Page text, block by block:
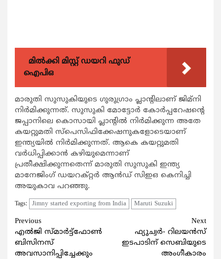
മിൽക്കി മിസ്റ്റ് ഡയറി ഫുഡ്
ഐപിഒ
മാരുതി സുസുകിയുടെ ഗുരുഗ്രാം പ്ലാന്റിലാണ് ജിമ്‌നി
നിര്‍മിക്കുന്നത്. സുസുകി മോട്ടോര്‍ കോര്‍പ്പറേഷന്റെ
ജപ്പാനിലെ കൊസായി പ്ലാന്റില്‍ നിര്‍മിക്കുന്ന അതേ
കയറ്റുമതി സ്‌പെസിഫിക്കേഷനുകളോടെയാണ്
ഇന്ത്യയില്‍ നിര്‍മിക്കുന്നത്. ആകെ കയറ്റുമതി
വര്‍ധിപ്പിക്കാന്‍ കഴിയുമെന്നാണ്
പ്രതീക്ഷിക്കുന്നതെന്ന് മാരുതി സുസുകി ഇന്ത്യ
മാനേജിംഗ് ഡയറക്റ്റര്‍ ആന്‍ഡ് സിഇഒ കെനിച്ചി
അയുകാവ പറഞ്ഞു.
Tags: Jimny started exporting from India Maruti Suzuki
Continue
Reading
Previous
എല്‍ജി സ്മാര്‍ട്ട്‌ഫോണ്‍
ബിസിനസ്
അവസാനിപ്പിച്ചേക്കും
Next
ഫ്യുച്വര്‍- റിലയന്‍സ്
ഇടപാടിന് സെബിയുടെ
അംഗീകാരം